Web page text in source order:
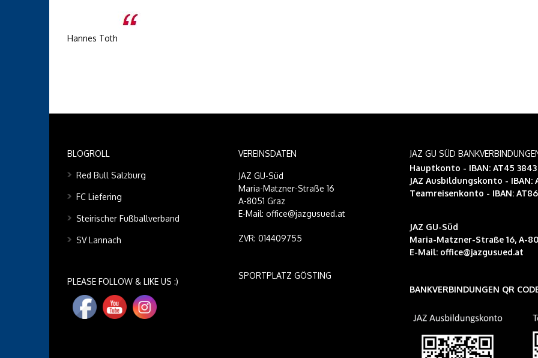
Hannes Toth
BLOGROLL
Red Bull Salzburg
FC Liefering
Steirischer Fußballverband
SV Lannach
PLEASE FOLLOW & LIKE US :)
VEREINSDATEN
JAZ GU-Süd
Maria-Matzner-Straße 16
A-8051 Graz
E-Mail: office@jazgusued.at
ZVR: 014409755
SPORTPLATZ GÖSTING
JAZ GU SÜD
Hauptkonto - IBAN: AT45
JAZ Ausbildungskonto - IBAN:
Teamreisenkonto - IBAN:
JAZ GU-Süd
Maria-Matzner-Straße 16, A-
E-Mail: office@jazgusued.at
BANKVERBINDUNGEN QR